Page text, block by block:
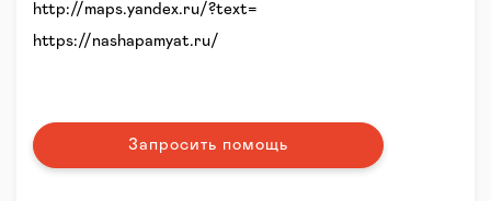
http://maps.yandex.ru/?text=
https://nashapamyat.ru/
Запросить помощь